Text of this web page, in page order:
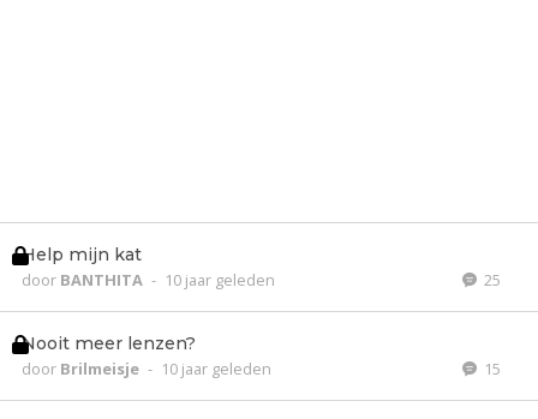
Help mijn kat
door BANTHITA - 10 jaar geleden 25
Nooit meer lenzen?
door Brilmeisje - 10 jaar geleden 15